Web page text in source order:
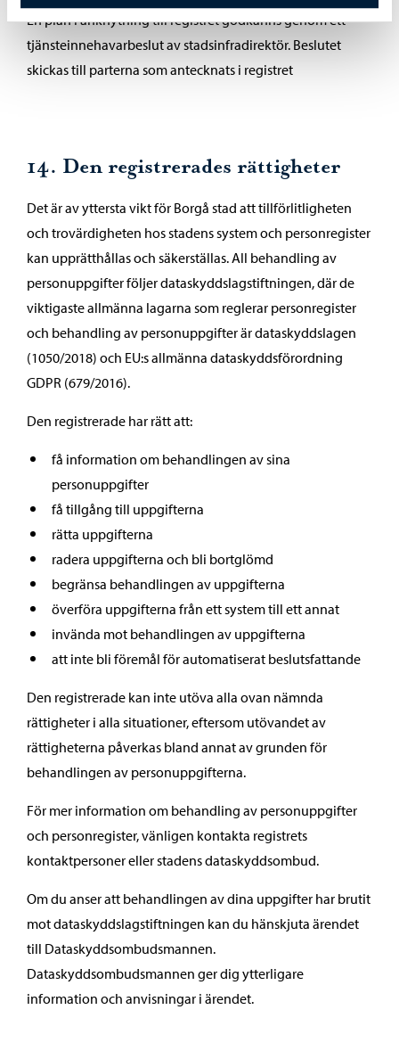
En plan i anknytning till registret godkänns genom ett
tjänsteinnehavarbeslut av stadsinfradirektör. Beslutet
skickas till parterna som antecknats i registret
14. Den registrerades rättigheter
Det är av yttersta vikt för Borgå stad att tillförlitligheten
och trovärdigheten hos stadens system och personregister
kan upprätthållas och säkerställas. All behandling av
personuppgifter följer dataskyddslagstiftningen, där de
viktigaste allmänna lagarna som reglerar personregister
och behandling av personuppgifter är dataskyddslagen
(1050/2018) och EU:s allmänna dataskyddsförordning
GDPR (679/2016).
Den registrerade har rätt att:
få information om behandlingen av sina
personuppgifter
få tillgång till uppgifterna
rätta uppgifterna
radera uppgifterna och bli bortglömd
begränsa behandlingen av uppgifterna
överföra uppgifterna från ett system till ett annat
invända mot behandlingen av uppgifterna
att inte bli föremål för automatiserat beslutsfattande
Den registrerade kan inte utöva alla ovan nämnda
rättigheter i alla situationer, eftersom utövandet av
rättigheterna påverkas bland annat av grunden för
behandlingen av personuppgifterna.
För mer information om behandling av personuppgifter
och personregister, vänligen kontakta registrets
kontaktpersoner eller stadens dataskyddsombud.
Om du anser att behandlingen av dina uppgifter har brutit
mot dataskyddslagstiftningen kan du hänskjuta ärendet
till Dataskyddsombudsmannen.
Dataskyddsombudsmannen ger dig ytterligare
information och anvisningar i ärendet.